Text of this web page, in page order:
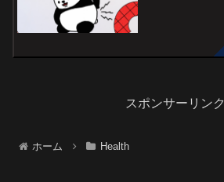
スポンサーリンク
ホーム Health